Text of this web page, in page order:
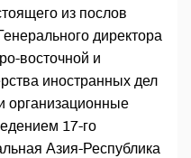
из послов
директора
восточной и
иностранных дел
организационные
17-го
Азия-Республика